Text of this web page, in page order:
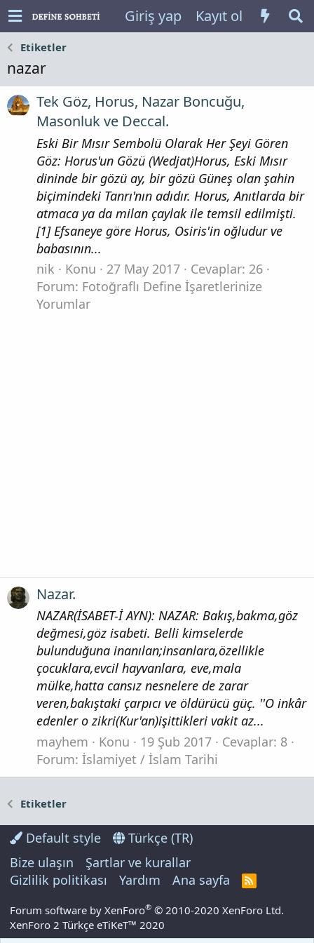
Giriş yap Kayıt ol
Etiketler
nazar
Tek Göz, Horus, Nazar Boncuğu,
Masonluk ve Deccal.
Eski Bir Mısır Sembolü Olarak Her Şeyi Gören
Göz: Horus'un Gözü (Wedjat)Horus, Eski Mısır
dininde bir gözü ay, bir gözü Güneş olan şahin
biçimindeki Tanrı'nın adıdır. Horus, Anıtlarda bir
atmaca ya da milan çaylak ile temsil edilmişti.
[1] Efsaneye göre Horus, Osiris'in oğludur ve
babasının...
nik
Konu 27 May 2017
Cevaplar: 26
Forum: Fotoğraflı Define İşaretlerinize
Yorumlar
Nazar.
NAZAR(İSABET-İ AYN): NAZAR: Bakış,bakma,göz
değmesi,göz isabeti. Belli kimselerde
bulunduğuna inanılan;insanlara,özellikle
çocuklara,evcil hayvanlara, eve,mala
mülke,hatta cansız nesnelere de zarar
veren,bakıştaki çarpıcı ve öldürücü güç. ''O inkâr
edenler o zikri(Kur'an)işittikleri vakit az...
mayhem
Konu 19 Şub 2017
Cevaplar: 8
Forum: İslamiyet / İslam Tarihi
Etiketler
Default style
Türkçe (TR)
Bize ulaşın
Şartlar ve kurallar
Gizlilik politikası
Yardım Ana sayfa
R
S
Forum software by XenForo® © 2010-2020 XenForo Ltd.
XenForo 2 Türkçe eTiKeT™ 2020